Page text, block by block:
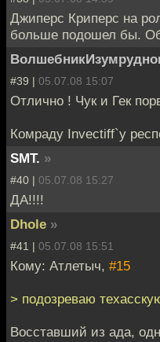
Джиперс Криперс на
больше подошел бы.
#39 | 05.07.08 15:07
Отлично ! Чук и Гек
Комраду Invectiff`у
SMT. »
#40 | 05.07.08 15:27
ДА!!!!
Dhole »
#41 | 05.07.08 15:51
Кому: Атлетыч, #15
> подозреваю
Восставший из ада,